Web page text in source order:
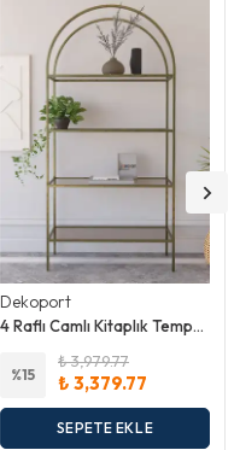
Dekoport
4 Raflı Camlı Kitaplık Temperli Bronz Cam
%15
₺ 3,979.77
₺ 3,379.77
SEPETE EKLE